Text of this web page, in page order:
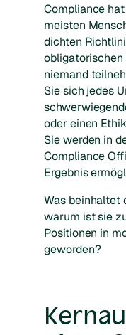
Compliance
meisten
dichten
obligatorischen
niemand
Sie sich jedes
oder einen
Sie werden in
Compliance
Ergebnis
Was beinhaltet
warum ist sie
Positionen in
geworden?